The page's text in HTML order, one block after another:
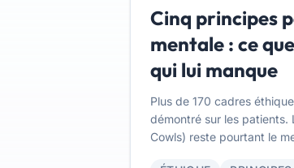
Cinq principes
mentale : ce
qui lui manque
Plus de 170 cadres
démontré sur les
Cowls) reste pourtant le